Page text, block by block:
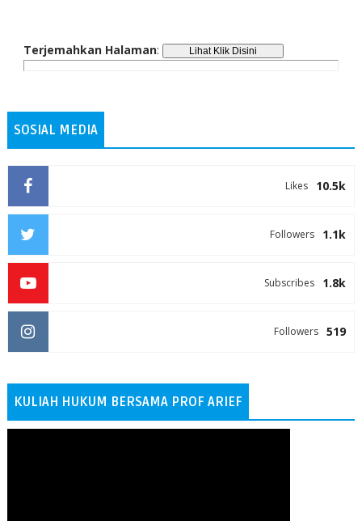
Terjemahkan Halaman:
SOSIAL MEDIA
10.5k
Likes
1.1k
Followers
1.8k
Subscribes
519
Followers
KULIAH HUKUM BERSAMA PROF ARIEF